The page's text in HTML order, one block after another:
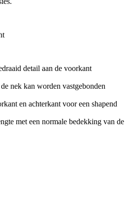
detail aan de voorkant
nek kan worden vastgebonden
en achterkant voor een shapend
met een normale bedekking van de